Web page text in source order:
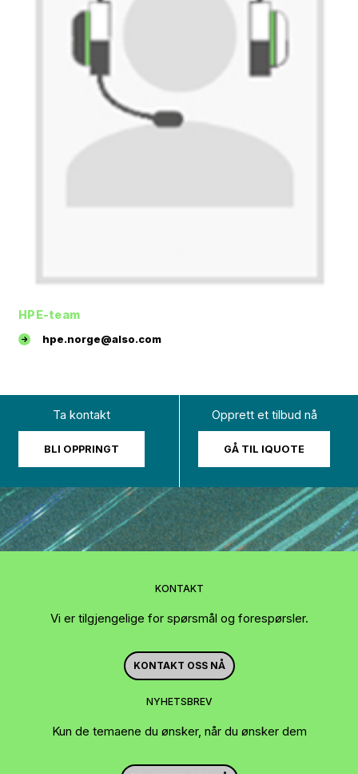
HPE-team
hpe.norge@also.com
Ta kontakt
BLI OPPRINGT
Opprett et tilbud nå
GÅ TIL IQUOTE
KONTAKT
Vi er tilgjengelige for spørsmål og forespørsler.
KONTAKT OSS NÅ
NYHETSBREV
Kun de temaene du ønsker, når du ønsker dem